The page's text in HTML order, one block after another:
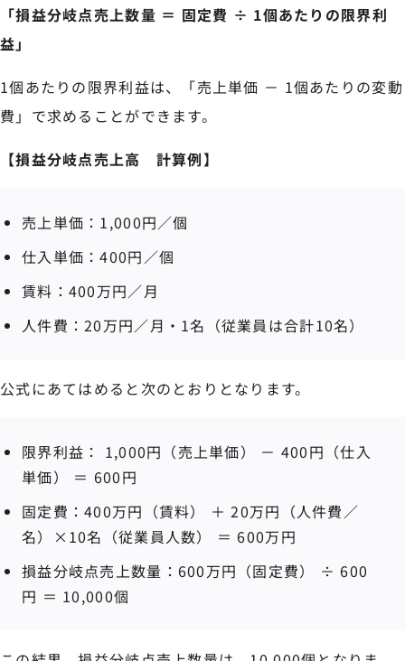
「損益分岐点売上数量 ＝ 固定費 ÷ 1個あたりの限界利
益」
1個あたりの限界利益は、「売上単価 － 1個あたりの変動
費」で求めることができます。
【損益分岐点売上高 計算例】
売上単価：1,000円／個
仕入単価：400円／個
賃料：400万円／月
人件費：20万円／月・1名（従業員は合計10名）
公式にあてはめると次のとおりとなります。
限界利益： 1,000円（売上単価） － 400円（仕入
単価） ＝ 600円
固定費：400万円（賃料） ＋ 20万円（人件費／
名）×10名（従業員人数） ＝ 600万円
損益分岐点売上数量：600万円（固定費） ÷ 600
円 ＝ 10,000個